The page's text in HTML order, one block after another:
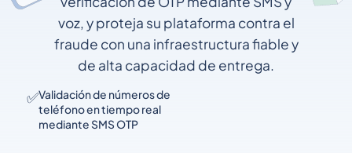
voz, y proteja su plataforma contra el
fraude con una infraestructura fiable y
de alta capacidad de entrega.
✅Validación de números de
teléfono en tiempo real
mediante SMS OTP